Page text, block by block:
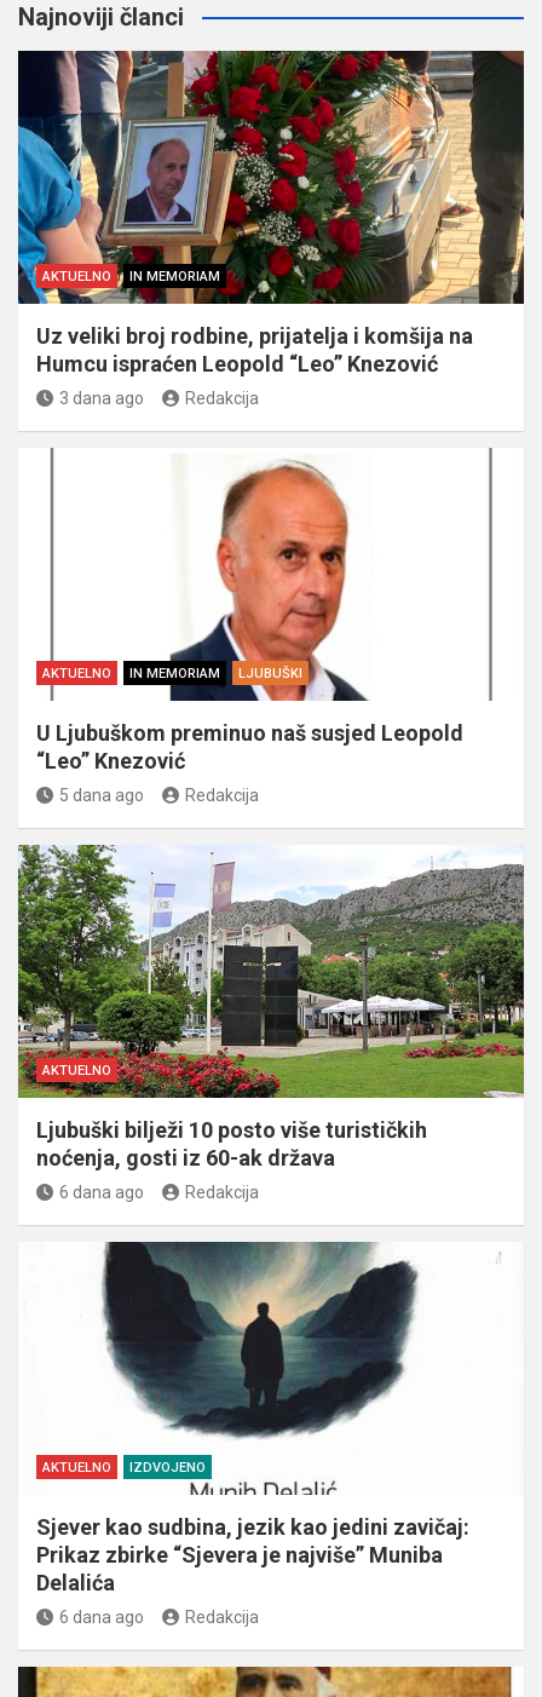
Najnoviji članci
AKTUELNO IN MEMORIAM
Uz veliki broj rodbine, prijatelja i komšija na
Humcu ispraćen Leopold “Leo” Knezović
3 dana ago Redakcija
AKTUELNO IN MEMORIAM LJUBUŠKI
U Ljubuškom preminuo naš susjed Leopold
“Leo” Knezović
5 dana ago Redakcija
AKTUELNO
Ljubuški bilježi 10 posto više turističkih
noćenja, gosti iz 60-ak država
6 dana ago Redakcija
AKTUELNO IZDVOJENO
Sjever kao sudbina, jezik kao jedini zavičaj:
Prikaz zbirke “Sjevera je najviše” Muniba
Delalića
6 dana ago Redakcija